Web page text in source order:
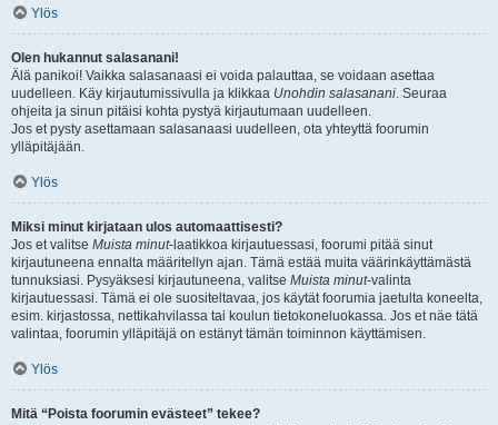
Ylös
Olen hukannut salasanani!
Älä panikoi! Vaikka salasanaasi ei voida palauttaa, se voidaan asettaa
uudelleen. Käy kirjautumissivulla ja klikkaa Unohdin salasanani. Seuraa
ohjeita ja sinun pitäisi kohta pystyä kirjautumaan uudelleen.
Jos et pysty asettamaan salasanaasi uudelleen, ota yhteyttä foorumin
ylläpitäjään.
Ylös
Miksi minut kirjataan ulos automaattisesti?
Jos et valitse Muista minut-laatikkoa kirjautuessasi, foorumi pitää sinut
kirjautuneena ennalta määritellyn ajan. Tämä estää muita väärinkäyttämästä
tunnuksiasi. Pysyäksesi kirjautuneena, valitse Muista minut-valinta
kirjautuessasi. Tämä ei ole suositeltavaa, jos käytät foorumia jaetulta koneelta,
esim. kirjastossa, nettikahvilassa tai koulun tietokoneluokassa. Jos et näe tätä
valintaa, foorumin ylläpitäjä on estänyt tämän toiminnon käyttämisen.
Ylös
Mitä “Poista foorumin evästeet” tekee?